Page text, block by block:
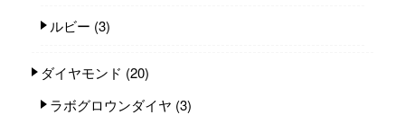
ルビー (3)
ダイヤモンド (20)
ラボグロウンダイヤ (3)